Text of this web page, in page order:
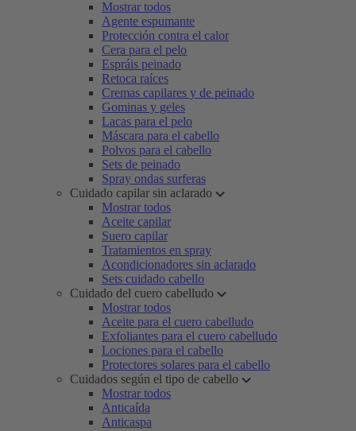
Mostrar todos
Agente espumante
Protección contra el calor
Cera para el pelo
Espráis peinado
Retoca raíces
Cremas capilares y de peinado
Gominas y geles
Lacas para el pelo
Máscara para el cabello
Polvos para el cabello
Sets de peinado
Spray ondas surferas
Cuidado capilar sin aclarado
Mostrar todos
Aceite capilar
Suero capilar
Tratamientos en spray
Acondicionadores sin aclarado
Sets cuidado cabello
Cuidado del cuero cabelludo
Mostrar todos
Aceite para el cuero cabelludo
Exfoliantes para el cuero cabelludo
Lociones para el cabello
Protectores solares para el cabello
Cuidados según el tipo de cabello
Mostrar todos
Anticaída
Anticaspa